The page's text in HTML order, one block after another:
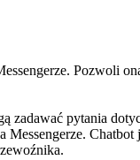
. Pozwoli
pytania